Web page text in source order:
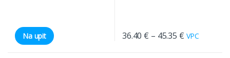
Na upit 36.40 € – 45.35 € VPC